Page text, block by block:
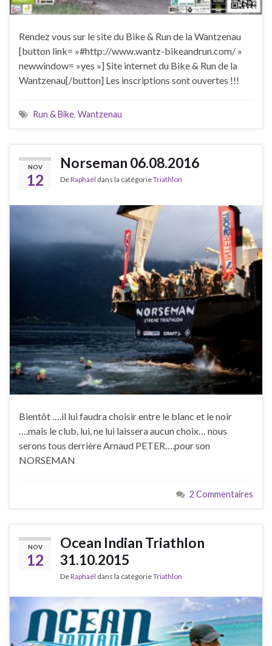
Rendez vous sur le site du Bike & Run de la Wantzenau
[button link= »#http://www.wantz-bikeandrun.com/ »
newwindow= »yes »] Site internet du Bike & Run de la
Wantzenau[/button] Les inscriptions sont ouvertes !!!
Run & Bike, Wantzenau
NOV
12
Norseman 06.08.2016
DeRaphaël dans la catégorieTriathlon
Bientôt ….il lui faudra choisir entre le blanc et le noir
….mais le club, lui, ne lui laissera aucun choix… nous
serons tous derrière Arnaud PETER….pour son
NORSEMAN
2 Commentaires
NOV
12
Ocean Indian Triathlon
31.10.2015
DeRaphaël dans la catégorieTriathlon